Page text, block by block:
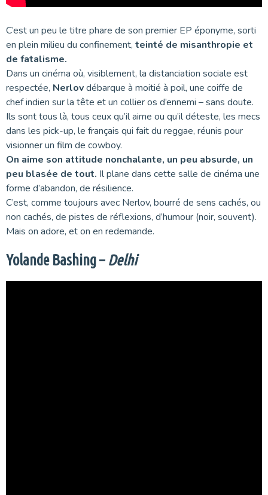
C’est un peu le titre phare de son premier EP éponyme, sorti
en plein milieu du confinement, teinté de misanthropie et
de fatalisme.
Dans un cinéma où, visiblement, la distanciation sociale est
respectée, Nerlovdébarque à moitié à poil, une coiffe de
chef indien sur la tête et un collier os d’ennemi – sans doute.
Ils sont tous là, tous ceux qu’il aime ou qu’il déteste, les mecs
dans les pick-up, le français qui fait du reggae, réunis pour
visionner un film de cowboy.
On aime son attitude nonchalante, un peu absurde, un
peu blasée de tout. Il plane dans cette salle de cinéma une
forme d’abandon, de résilience.
C’est, comme toujours avec Nerlov, bourré de sens cachés, ou
non cachés, de pistes de réflexions, d’humour (noir, souvent).
Mais on adore, et on en redemande.
Yolande Bashing – Delhi